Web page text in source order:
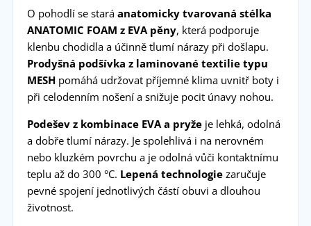
O pohodlí se stará anatomicky tvarovaná stélka
ANATOMIC FOAM z EVA pěny, která podporuje
klenbu chodidla a účinně tlumí nárazy při došlapu.
Prodyšná podšívka z laminované textilie typu
MESHpomáhá udržovat příjemné klima uvnitř boty i
při celodenním nošení a snižuje pocit únavy nohou.
Podešev z kombinace EVA a pryžeje lehká, odolná
a dobře tlumí nárazy. Je spolehlivá i na nerovném
nebo kluzkém povrchu a je odolná vůči kontaktnímu
teplu až do 300 °C. Lepená technologiezaručuje
pevné spojení jednotlivých částí obuvi a dlouhou
životnost.